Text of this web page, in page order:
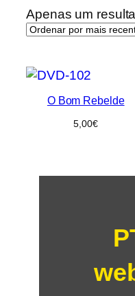
Apenas um
O Bom Rebelde
5,00€